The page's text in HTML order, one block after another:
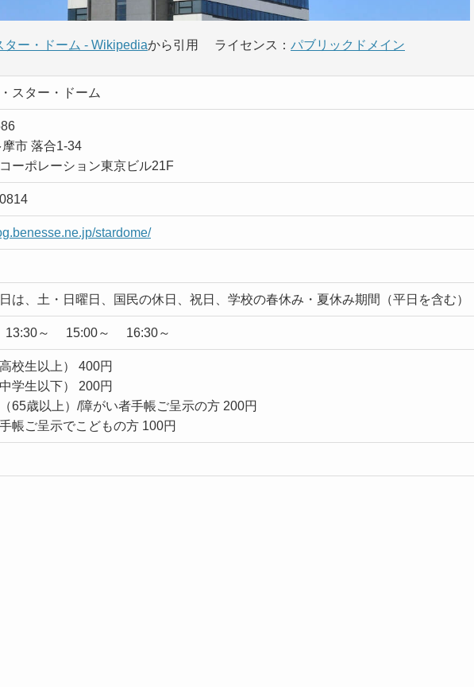
ター・ドーム - Wikipediaから引用 ライセンス： パブリックドメイン
スター・ドーム
市 落合1-34
ーポレーション東京ビル21F
stardome/
は、土・日曜日、国民の休日、祝日、学校の春休み・夏休み期間（平日を含む）
13:30～ 15:00～ 16:30～
校生以上） 400円
学生以下） 200円
65歳以上）/障がい者手帳ご呈示の方 200円
帳ご呈示でこどもの方 100円